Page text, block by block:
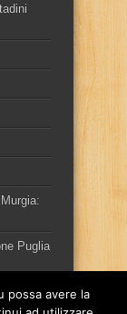
Puglia
possa avere la